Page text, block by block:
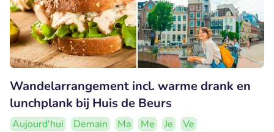
Wandelarrangement incl. warme drank en
lunchplank bij Huis de Beurs
Aujourd'hui Demain Ma Me Je
Ve